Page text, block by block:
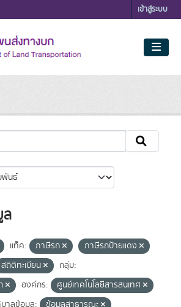
เข้าสู่ระบบ
แท็ค: ภาษีรถ
ภาษีรถป้ายแดง
สถิติทะเบียน
กลุ่ม:
องค์กร:
ศูนย์เทคโนโลยีสารสนเทศ
าลข้อมูล:
ข้อมูลสาธารณะ